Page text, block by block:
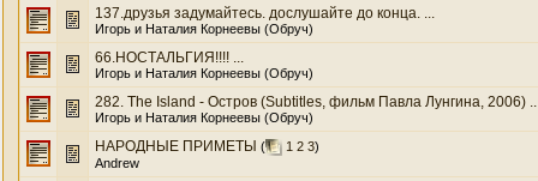
137.друзья задумайтесь. дослушайте до конца. ...
Игорь и Наталия Корнеевы (Обруч)
66.НОСТАЛЬГИЯ!!!! ...
Игорь и Наталия Корнеевы (Обруч)
282. The Island - Остров (Subtitles, фильм Павла Лунгина, 2006)
Игорь и Наталия Корнеевы (Обруч)
НАРОДНЫЕ ПРИМЕТЫ ( 1 2 3)
Andrew